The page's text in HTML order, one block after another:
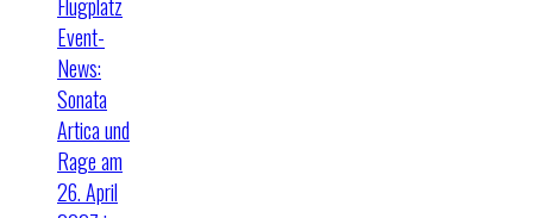
Event-
News:
Sonata
Artica und
Rage am
26. April